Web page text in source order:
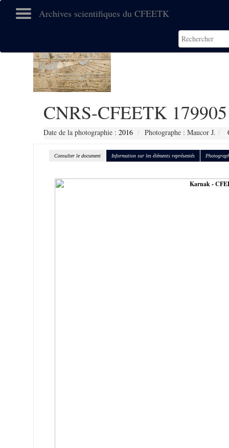
Archives scientifiques du CFEETK
CNRS-CFEETK 179905
Date de la photographie : 2016 Photographe : Maucor J.
Consulter le document Information sur les éléments représentés